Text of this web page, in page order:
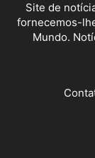
Site de
fornecemos-
Mundo.